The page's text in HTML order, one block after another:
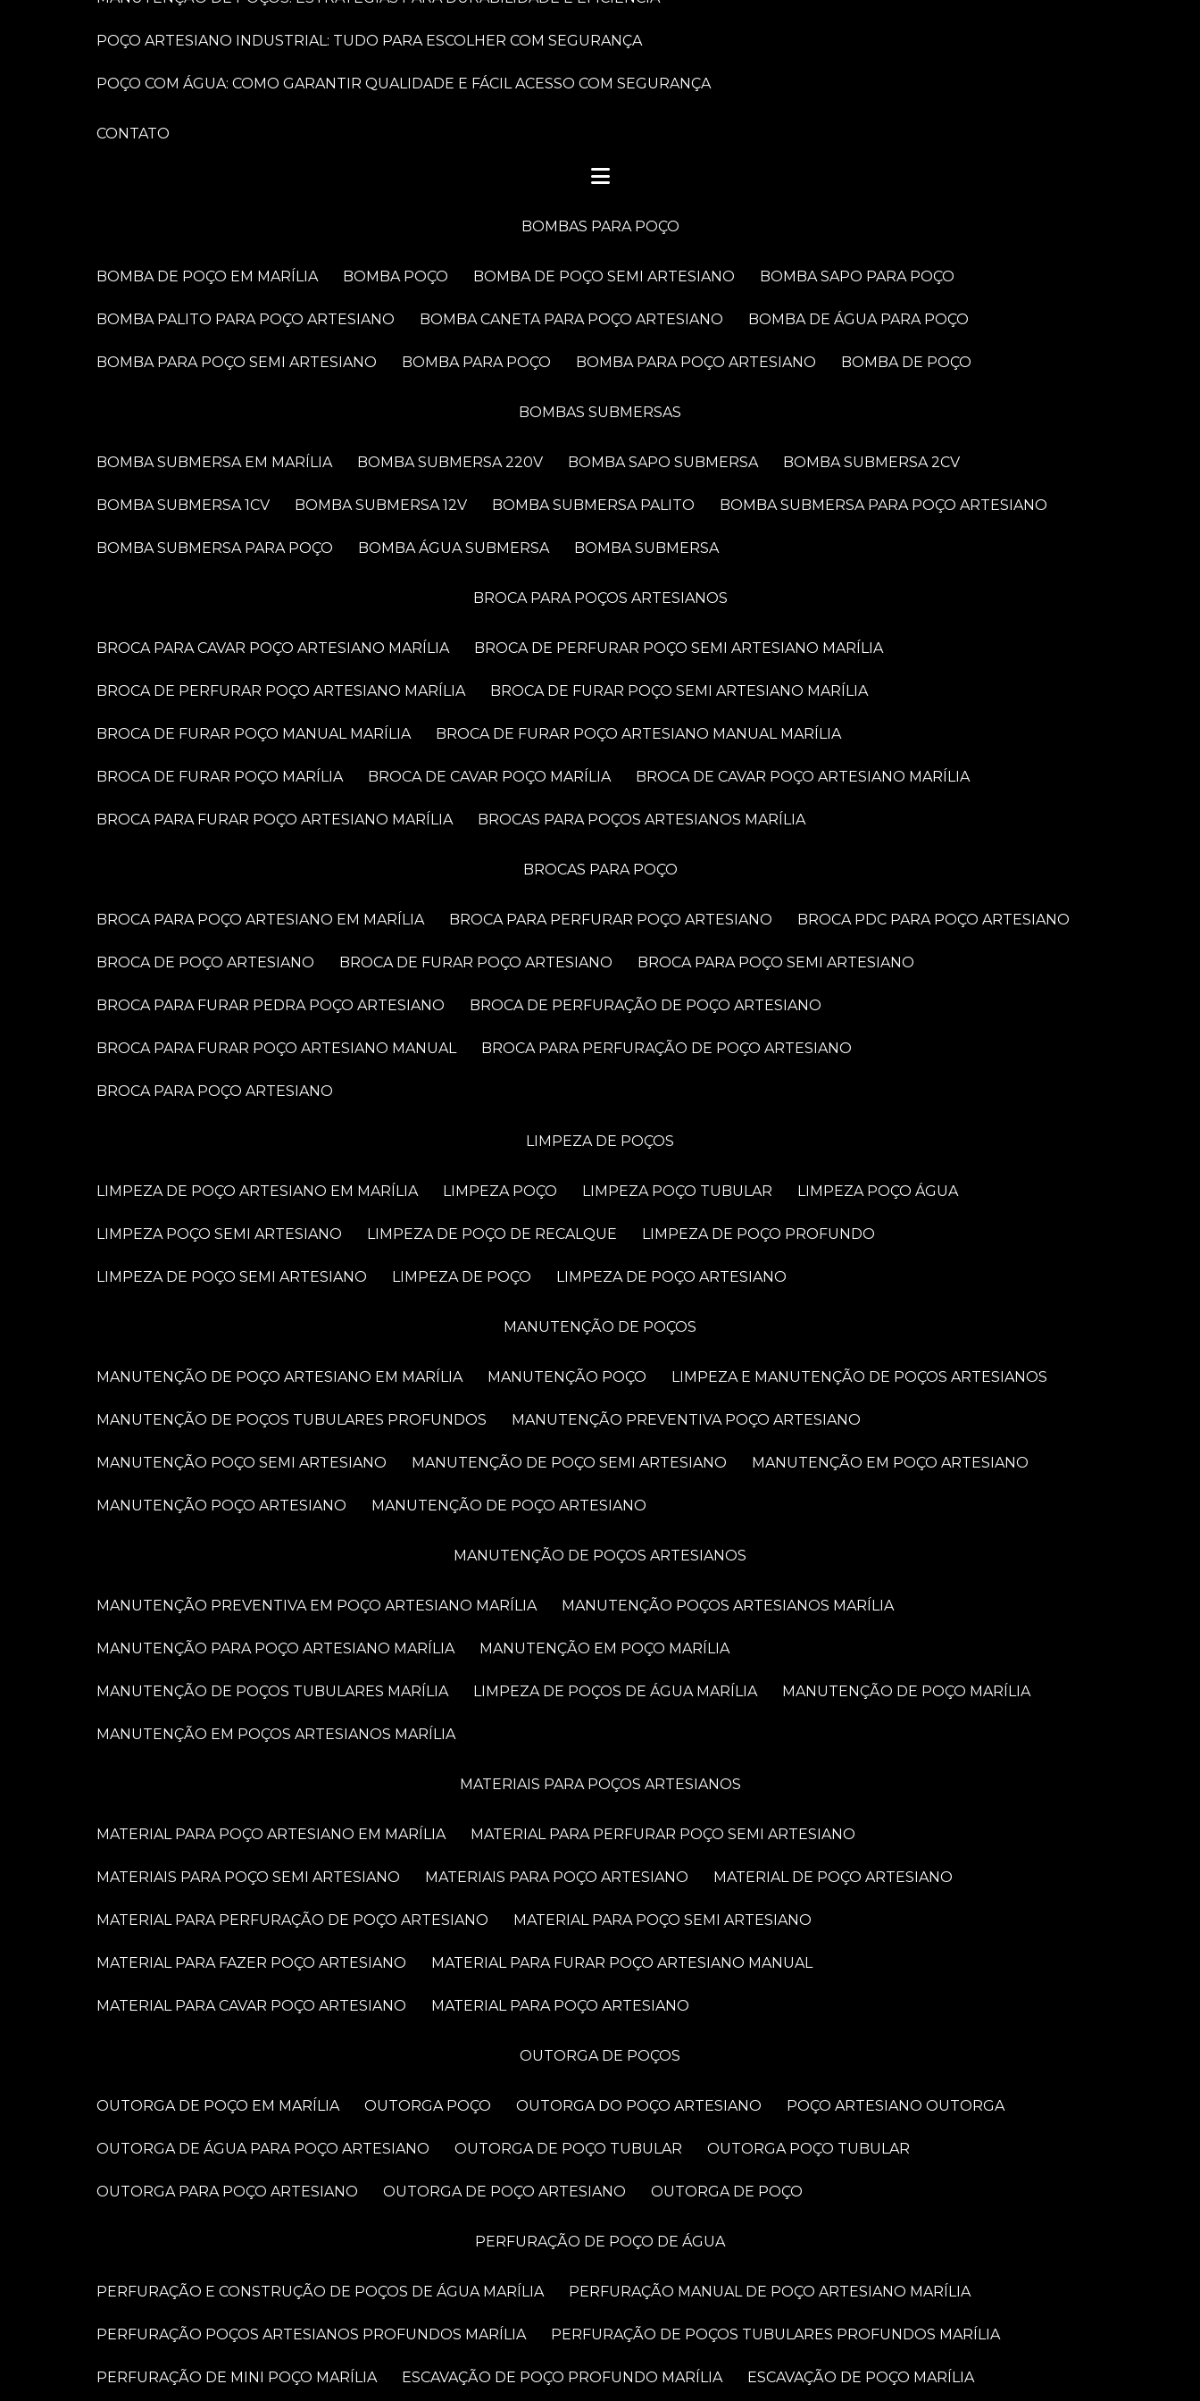
POÇO ARTESIANO INDUSTRIAL: TUDO PARA ESCOLHER COM SEGURANÇA
POÇO COM ÁGUA: COMO GARANTIR QUALIDADE E FÁCIL ACESSO COM SEGURANÇA
CONTATO
BOMBAS PARA POÇO
BOMBA DE POÇO EM MARÍLIA BOMBA POÇO BOMBA DE POÇO SEMI ARTESIANO BOMBA SAPO PARA POÇO
BOMBA PALITO PARA POÇO ARTESIANO BOMBA CANETA PARA POÇO ARTESIANO BOMBA DE ÁGUA PARA POÇO
BOMBA PARA POÇO SEMI ARTESIANO BOMBA PARA POÇO BOMBA PARA POÇO ARTESIANO BOMBA DE POÇO
BOMBAS SUBMERSAS
BOMBA SUBMERSA EM MARÍLIA BOMBA SUBMERSA 220V BOMBA SAPO SUBMERSA BOMBA SUBMERSA 2CV
BOMBA SUBMERSA 1CV BOMBA SUBMERSA 12V BOMBA SUBMERSA PALITO BOMBA SUBMERSA PARA POÇO ARTESIANO
BOMBA SUBMERSA PARA POÇO BOMBA ÁGUA SUBMERSA BOMBA SUBMERSA
BROCA PARA POÇOS ARTESIANOS
BROCA PARA CAVAR POÇO ARTESIANO MARÍLIA BROCA DE PERFURAR POÇO SEMI ARTESIANO MARÍLIA
BROCA DE PERFURAR POÇO ARTESIANO MARÍLIA BROCA DE FURAR POÇO SEMI ARTESIANO MARÍLIA
BROCA DE FURAR POÇO MANUAL MARÍLIA BROCA DE FURAR POÇO ARTESIANO MANUAL MARÍLIA
BROCA DE FURAR POÇO MARÍLIA BROCA DE CAVAR POÇO MARÍLIA BROCA DE CAVAR POÇO ARTESIANO MARÍLIA
BROCA PARA FURAR POÇO ARTESIANO MARÍLIA BROCAS PARA POÇOS ARTESIANOS MARÍLIA
BROCAS PARA POÇO
BROCA PARA POÇO ARTESIANO EM MARÍLIA BROCA PARA PERFURAR POÇO ARTESIANO BROCA PDC PARA POÇO ARTESIANO
BROCA DE POÇO ARTESIANO BROCA DE FURAR POÇO ARTESIANO BROCA PARA POÇO SEMI ARTESIANO
BROCA PARA FURAR PEDRA POÇO ARTESIANO BROCA DE PERFURAÇÃO DE POÇO ARTESIANO
BROCA PARA FURAR POÇO ARTESIANO MANUAL BROCA PARA PERFURAÇÃO DE POÇO ARTESIANO
BROCA PARA POÇO ARTESIANO
LIMPEZA DE POÇOS
LIMPEZA DE POÇO ARTESIANO EM MARÍLIA LIMPEZA POÇO LIMPEZA POÇO TUBULAR LIMPEZA POÇO ÁGUA
LIMPEZA POÇO SEMI ARTESIANO LIMPEZA DE POÇO DE RECALQUE LIMPEZA DE POÇO PROFUNDO
LIMPEZA DE POÇO SEMI ARTESIANO LIMPEZA DE POÇO LIMPEZA DE POÇO ARTESIANO
MANUTENÇÃO DE POÇOS
MANUTENÇÃO DE POÇO ARTESIANO EM MARÍLIA MANUTENÇÃO POÇO LIMPEZA E MANUTENÇÃO DE POÇOS ARTESIANOS
MANUTENÇÃO DE POÇOS TUBULARES PROFUNDOS MANUTENÇÃO PREVENTIVA POÇO ARTESIANO
MANUTENÇÃO POÇO SEMI ARTESIANO MANUTENÇÃO DE POÇO SEMI ARTESIANO MANUTENÇÃO EM POÇO ARTESIANO
MANUTENÇÃO POÇO ARTESIANO MANUTENÇÃO DE POÇO ARTESIANO
MANUTENÇÃO DE POÇOS ARTESIANOS
MANUTENÇÃO PREVENTIVA EM POÇO ARTESIANO MARÍLIA MANUTENÇÃO POÇOS ARTESIANOS MARÍLIA
MANUTENÇÃO PARA POÇO ARTESIANO MARÍLIA MANUTENÇÃO EM POÇO MARÍLIA
MANUTENÇÃO DE POÇOS TUBULARES MARÍLIA LIMPEZA DE POÇOS DE ÁGUA MARÍLIA MANUTENÇÃO DE POÇO MARÍLIA
MANUTENÇÃO EM POÇOS ARTESIANOS MARÍLIA
MATERIAIS PARA POÇOS ARTESIANOS
MATERIAL PARA POÇO ARTESIANO EM MARÍLIA MATERIAL PARA PERFURAR POÇO SEMI ARTESIANO
MATERIAIS PARA POÇO SEMI ARTESIANO MATERIAIS PARA POÇO ARTESIANO MATERIAL DE POÇO ARTESIANO
MATERIAL PARA PERFURAÇÃO DE POÇO ARTESIANO MATERIAL PARA POÇO SEMI ARTESIANO
MATERIAL PARA FAZER POÇO ARTESIANO MATERIAL PARA FURAR POÇO ARTESIANO MANUAL
MATERIAL PARA CAVAR POÇO ARTESIANO MATERIAL PARA POÇO ARTESIANO
OUTORGA DE POÇOS
OUTORGA DE POÇO EM MARÍLIA OUTORGA POÇO OUTORGA DO POÇO ARTESIANO POÇO ARTESIANO OUTORGA
OUTORGA DE ÁGUA PARA POÇO ARTESIANO OUTORGA DE POÇO TUBULAR OUTORGA POÇO TUBULAR
OUTORGA PARA POÇO ARTESIANO OUTORGA DE POÇO ARTESIANO OUTORGA DE POÇO
PERFURAÇÃO DE POÇO DE ÁGUA
PERFURAÇÃO E CONSTRUÇÃO DE POÇOS DE ÁGUA MARÍLIA PERFURAÇÃO MANUAL DE POÇO ARTESIANO MARÍLIA
PERFURAÇÃO POÇOS ARTESIANOS PROFUNDOS MARÍLIA PERFURAÇÃO DE POÇOS TUBULARES PROFUNDOS MARÍLIA
PERFURAÇÃO DE MINI POÇO MARÍLIA ESCAVAÇÃO DE POÇO PROFUNDO MARÍLIA ESCAVAÇÃO DE POÇO MARÍLIA